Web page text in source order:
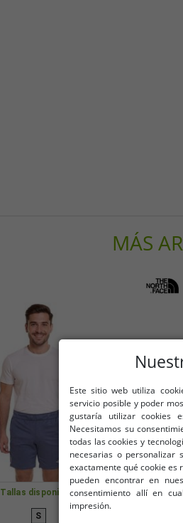
MÁS
Tallas disponibles
S
Este sitio web utiliza
servicio posible y poder
gustaría utilizar cookies
Necesitamos su
todas las cookies y
necesarias o personalizar
exactamente qué cookie es
pueden encontrar en
consentimiento allí en
impresión.